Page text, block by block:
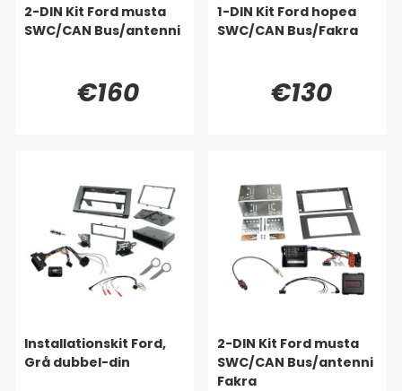
2-DIN Kit Ford musta
SWC/CAN Bus/antenni
€160
1-DIN Kit Ford hopea
SWC/CAN Bus/Fakra
€130
Installationskit Ford,
Grå dubbel-din
2-DIN Kit Ford musta
SWC/CAN Bus/antenni
Fakra